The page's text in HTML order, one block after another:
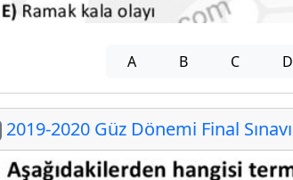
A B C D
2019-2020 Güz Dönemi Final Sınavı